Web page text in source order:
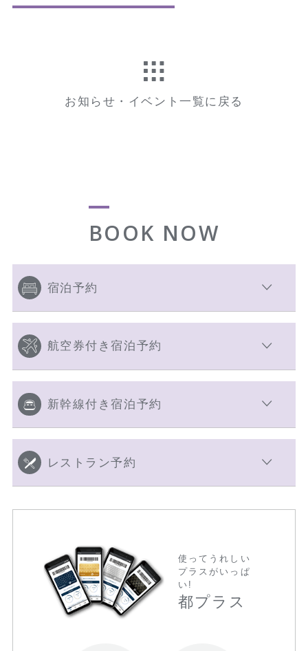
お知らせ・イベント一覧に戻る
BOOK NOW
宿泊予約
航空券付き宿泊予約
新幹線付き宿泊予約
レストラン予約
使ってうれしい
プラスがいっぱ
い!
都プラス